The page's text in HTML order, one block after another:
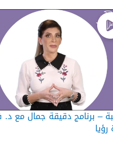
– برنامج دقيقة جمال مع